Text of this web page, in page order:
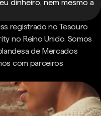
dinheiro, nem mesmo a
registrado no Tesouro
no Reino Unido. Somos
de Mercados
com parceiros